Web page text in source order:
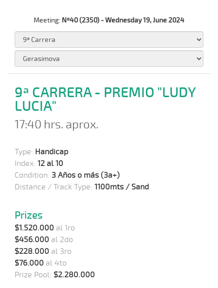
Meeting: Nº40 (2350) - Wednesday 19, June 2024
9ª CARRERA - PREMIO "LUDY
LUCIA"
17:40 hrs. aprox.
Type: Handicap
Index: 12 al 10
Condition: 3 Años o más (3a+)
Distance / Track Type: 1100mts / Sand
Prizes
$1.520.000 al 1ro
$456.000 al 2do
$228.000 al 3ro
$76.000 al 4to
Prize Pool: $2.280.000